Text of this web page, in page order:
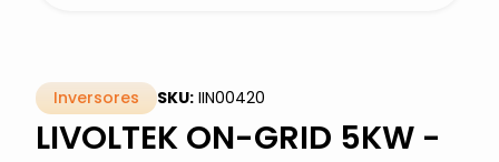
Inversores SKU: IIN00420
LIVOLTEK ON-GRID 5KW -